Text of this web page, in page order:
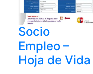
Socio
Empleo –
Hoja de Vida